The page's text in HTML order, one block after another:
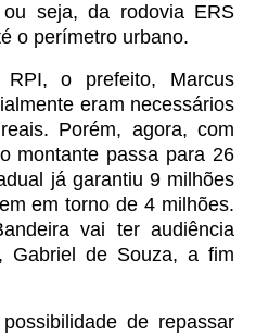
seja, da rodovia ERS
o perímetro urbano.
RPI, o prefeito, Marcus
eram necessários
Porém, agora, com
montante passa para 26
já garantiu 9 milhões
em torno de 4 milhões.
vai ter audiência
Gabriel de Souza, a fim
de repassar